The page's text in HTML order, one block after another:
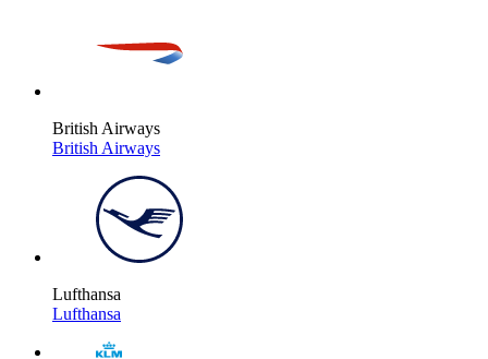
British Airways
British Airways
Lufthansa
Lufthansa